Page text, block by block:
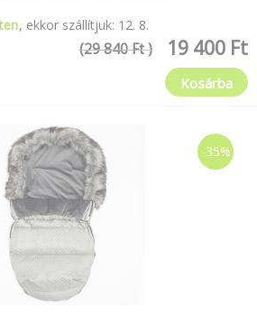
ekkor szállítjuk: 12. 8.
19 400 Ft
(29 840 Ft )
Kosárba
-35%